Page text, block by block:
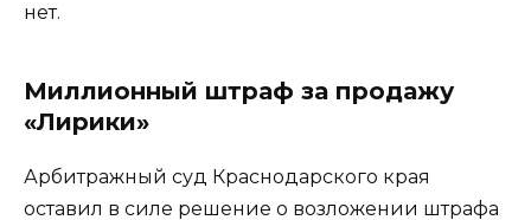
нет.
Миллионный штраф за продажу
«Лирики»
Арбитражный суд Краснодарского края
оставил в силе решение о возложении штрафа